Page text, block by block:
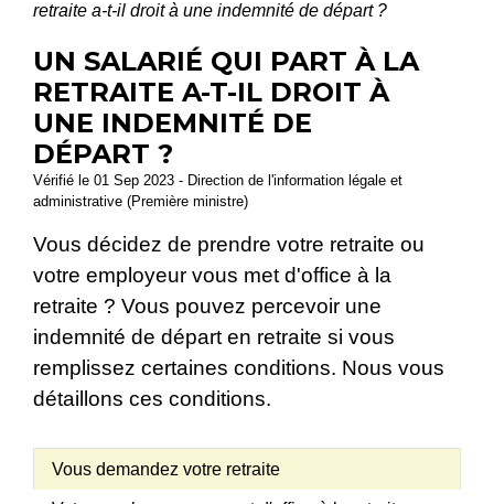
retraite a-t-il droit à une indemnité de départ ?
UN SALARIÉ QUI PART À LA
RETRAITE A-T-IL DROIT À
UNE INDEMNITÉ DE
DÉPART ?
Vérifié le 01 Sep 2023 - Direction de l'information légale et
administrative (Première ministre)
Vous décidez de prendre votre retraite ou
votre employeur vous met d'office à la
retraite ? Vous pouvez percevoir une
indemnité de départ en retraite si vous
remplissez certaines conditions. Nous vous
détaillons ces conditions.
Vous demandez votre retraite